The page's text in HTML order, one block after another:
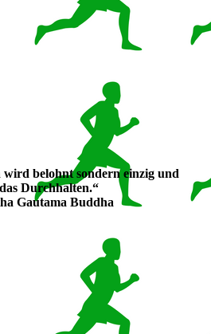
wird belohnt sondern einzig und
Durchhalten.“
Gautama Buddha